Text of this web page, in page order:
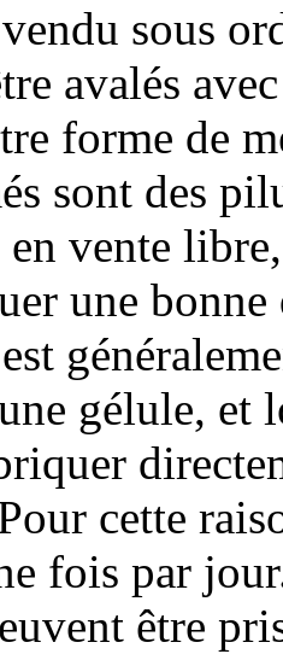
sous
avalés
forme de
sont des
en vente
une
gélule, et
cette
fois par
être